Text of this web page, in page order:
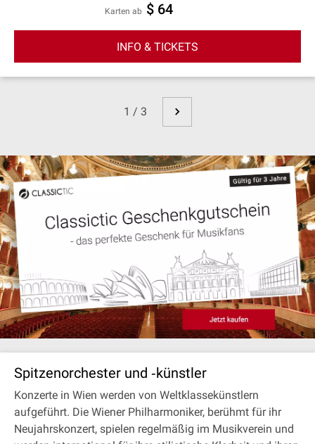
Karten ab $ 64
INFO & TICKETS
1 / 3
Spitzenorchester und ‐künstler
Konzerte in Wien werden von Weltklassekünstlern
aufgeführt. Die Wiener Philharmoniker, berühmt für ihr
Neujahrskonzert, spielen regelmäßig im Musikverein und